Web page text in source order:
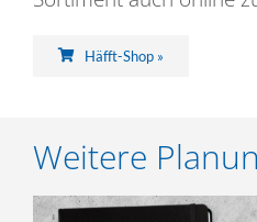
Häfft-Shop »
Weitere